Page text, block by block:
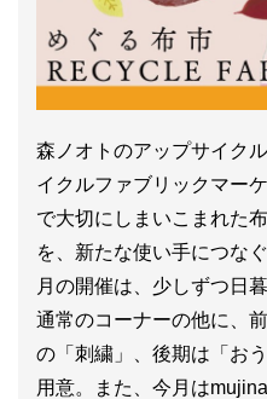
森ノオトのアップサイク
イクルファブリックマー
で大切にしまいこまれた
を、新たな使い手につな
月の開催は、少しずつ日
通常のコーナーの他に、
の「刺繍」、後期は「お
用意。また、今月は